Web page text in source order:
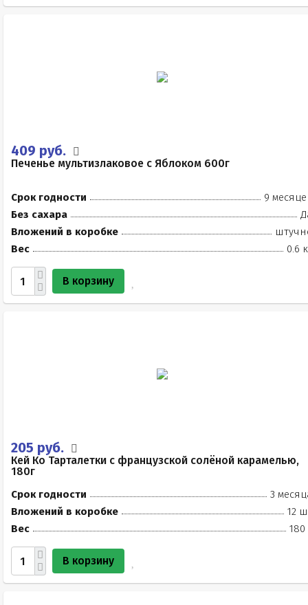
409 руб.
Печенье мультизлаковое с Яблоком 600г
Срок годности
9
Без сахара
Вложений в коробке
Вес
0.6
В корзину
205 руб.
Кей Ко Тарталетки с французской солёной карамелью,
180г
Срок годности
3
Вложений в коробке
12
Вес
180
В корзину